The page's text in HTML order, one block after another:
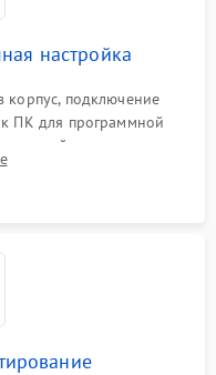
настройка
корпус, подключение
ПК для программной
настройки порогов
старения АКБ.